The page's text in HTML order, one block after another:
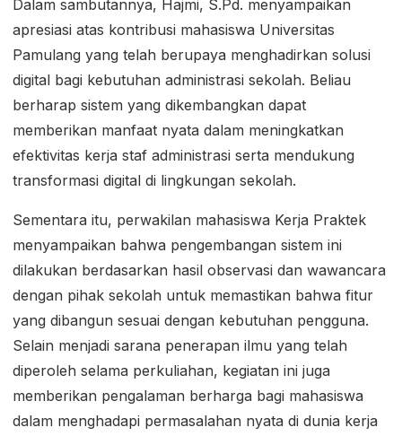
Dalam sambutannya, Hajmi, S.Pd. menyampaikan
apresiasi atas kontribusi mahasiswa Universitas
Pamulang yang telah berupaya menghadirkan solusi
digital bagi kebutuhan administrasi sekolah. Beliau
berharap sistem yang dikembangkan dapat
memberikan manfaat nyata dalam meningkatkan
efektivitas kerja staf administrasi serta mendukung
transformasi digital di lingkungan sekolah.
Sementara itu, perwakilan mahasiswa Kerja Praktek
menyampaikan bahwa pengembangan sistem ini
dilakukan berdasarkan hasil observasi dan wawancara
dengan pihak sekolah untuk memastikan bahwa fitur
yang dibangun sesuai dengan kebutuhan pengguna.
Selain menjadi sarana penerapan ilmu yang telah
diperoleh selama perkuliahan, kegiatan ini juga
memberikan pengalaman berharga bagi mahasiswa
dalam menghadapi permasalahan nyata di dunia kerja